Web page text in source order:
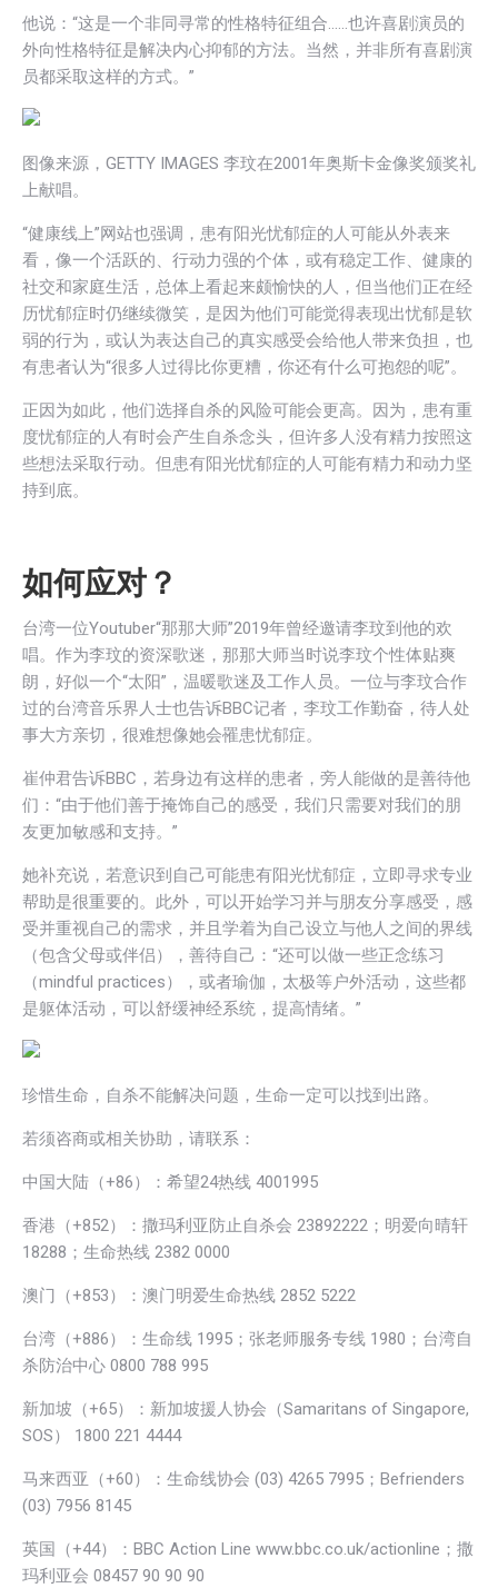
他说：“这是一个非同寻常的性格特征组合……也许喜剧演员的
外向性格特征是解决内心抑郁的方法。当然，并非所有喜剧演
员都采取这样的方式。”
图像来源，GETTY IMAGES 李玟在2001年奥斯卡金像奖颁奖礼
上献唱。
“健康线上”网站也强调，患有阳光忧郁症的人可能从外表来
看，像一个活跃的、行动力强的个体，或有稳定工作、健康的
社交和家庭生活，总体上看起来颇愉快的人，但当他们正在经
历忧郁症时仍继续微笑，是因为他们可能觉得表现出忧郁是软
弱的行为，或认为表达自己的真实感受会给他人带来负担，也
有患者认为“很多人过得比你更糟，你还有什么可抱怨的呢”。
正因为如此，他们选择自杀的风险可能会更高。因为，患有重
度忧郁症的人有时会产生自杀念头，但许多人没有精力按照这
些想法采取行动。但患有阳光忧郁症的人可能有精力和动力坚
持到底。
如何应对？
台湾一位Youtuber“那那大师”2019年曾经邀请李玟到他的欢
唱。作为李玟的资深歌迷，那那大师当时说李玟个性体贴爽
朗，好似一个“太阳”，温暖歌迷及工作人员。一位与李玟合作
过的台湾音乐界人士也告诉BBC记者，李玟工作勤奋，待人处
事大方亲切，很难想像她会罹患忧郁症。
崔仲君告诉BBC，若身边有这样的患者，旁人能做的是善待他
们：“由于他们善于掩饰自己的感受，我们只需要对我们的朋
友更加敏感和支持。”
她补充说，若意识到自己可能患有阳光忧郁症，立即寻求专业
帮助是很重要的。此外，可以开始学习并与朋友分享感受，​​感
受并重视自己的需求，并且学着为自己设立与他人之间的界线
（包含父母或伴侣），善待自己：“还可以做一些正念练习
（mindful practices），或者瑜伽，太极等户外活动，这些都
是躯体活动，可以舒缓神经系统，提高情绪。”
珍惜生命，自杀不能解决问题，生命一定可以找到出路。
若须咨商或相关协助，请联系：
中国大陆（+86）：希望24热线 4001995
香港（+852）：撒玛利亚防止自杀会 23892222；明爱向晴轩
18288；生命热线 2382 0000
澳门（+853）：澳门明爱生命热线 2852 5222
台湾（+886）：生命线 1995；张老师服务专线 1980；台湾自
杀防治中心 0800 788 995
新加坡（+65）：新加坡援人协会（Samaritans of Singapore,
SOS） 1800 221 4444
马来西亚（+60）：生命线协会 (03) 4265 7995；Befrienders
(03) 7956 8145
英国（+44）：BBC Action Line www.bbc.co.uk/actionline；撒
玛利亚会 08457 90 90 90